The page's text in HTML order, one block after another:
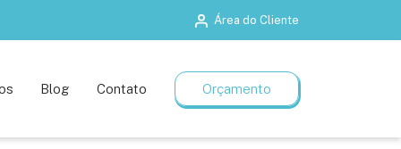
Área do Cliente
Planos flexíveis
Blog Contato Orçamento